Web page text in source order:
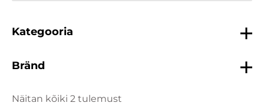
Kategooria
Bränd
Näitan kõiki 2 tulemust